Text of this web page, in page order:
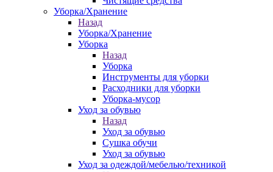
Уборка/Хранение
Назад
Уборка/Хранение
Уборка
Назад
Уборка
Инструменты для уборки
Расходники для уборки
Уборка-мусор
Уход за обувью
Назад
Уход за обувью
Сушка обучи
Уход за обувью
Уход за одеждой/мебелью/техникой